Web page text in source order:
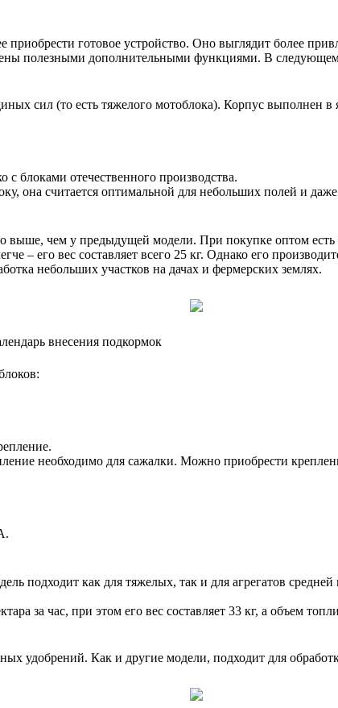
готовое устройство. Оно выглядит более
полезными дополнительными функциями. В
сил (то есть тяжелого мотоблока). Корпус выполнен в
блоками отечественного производства.
она считается оптимальной для небольших полей и
выше, чем у предыдущей модели. При покупке оптом есть
– его вес составляет всего 25 кг. Однако его
небольших участков на дачах и фермерских землях.
внесения подкормок
необходимо для сажалки. Можно приобрести
подходит как для тяжелых, так и для агрегатов
за час, при этом его вес составляет 33 кг, а объем
удобрений. Как и другие модели, подходит для